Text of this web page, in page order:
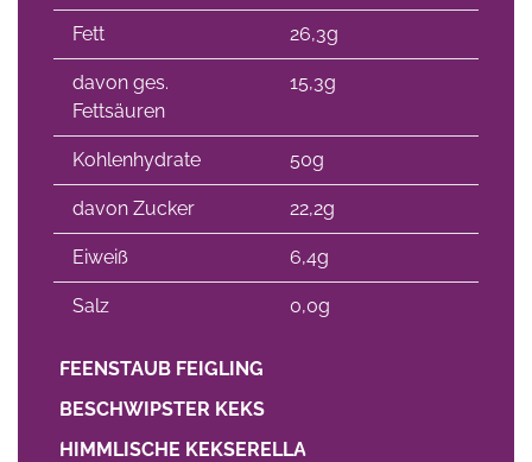
Fett 26,3g
davon ges.
Fettsäuren
15,3g
Kohlenhydrate 50g
davon Zucker 22,2g
Eiweiß 6,4g
Salz 0,0g
FEENSTAUB FEIGLING
BESCHWIPSTER KEKS
HIMMLISCHE KEKSERELLA